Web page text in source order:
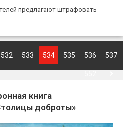
предлагают штрафовать
532 533 534 535 536 537
книга
доброты»